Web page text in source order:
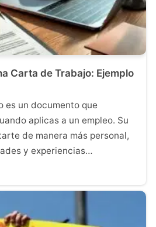
Carta de Trabajo: Ejemplo
es un documento que
aplicas a un empleo. Su
de manera más personal,
y experiencias…